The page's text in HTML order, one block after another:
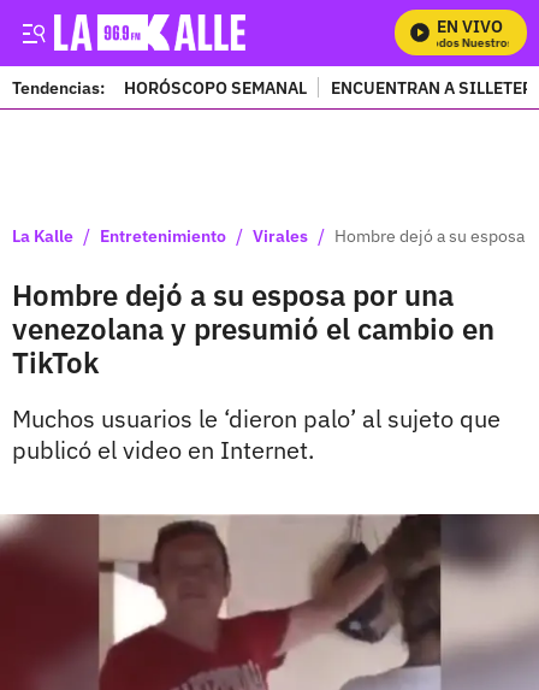
EN VIVO
Mira Todos Nuestros
Tendencias: HORÓSCOPO SEMANAL ENCUENTRAN A
La Kalle / Entretenimiento / Virales / Hombre dejó a su esposa
Hombre dejó a su esposa por una
venezolana y presumió el cambio en
TikTok
Muchos usuarios le ‘dieron palo’ al sujeto que
publicó el video en Internet.